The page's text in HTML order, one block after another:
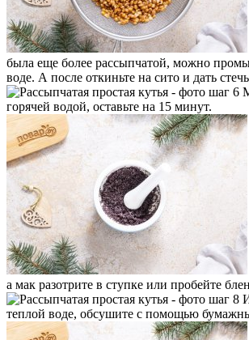
была еще более рассыпчатой, можно
воде. А после откиньте на сито и дать
горячей водой, оставьте на 15 минут.
а мак разотрите в ступке или пробейте
теплой воде, обсушите с помощью